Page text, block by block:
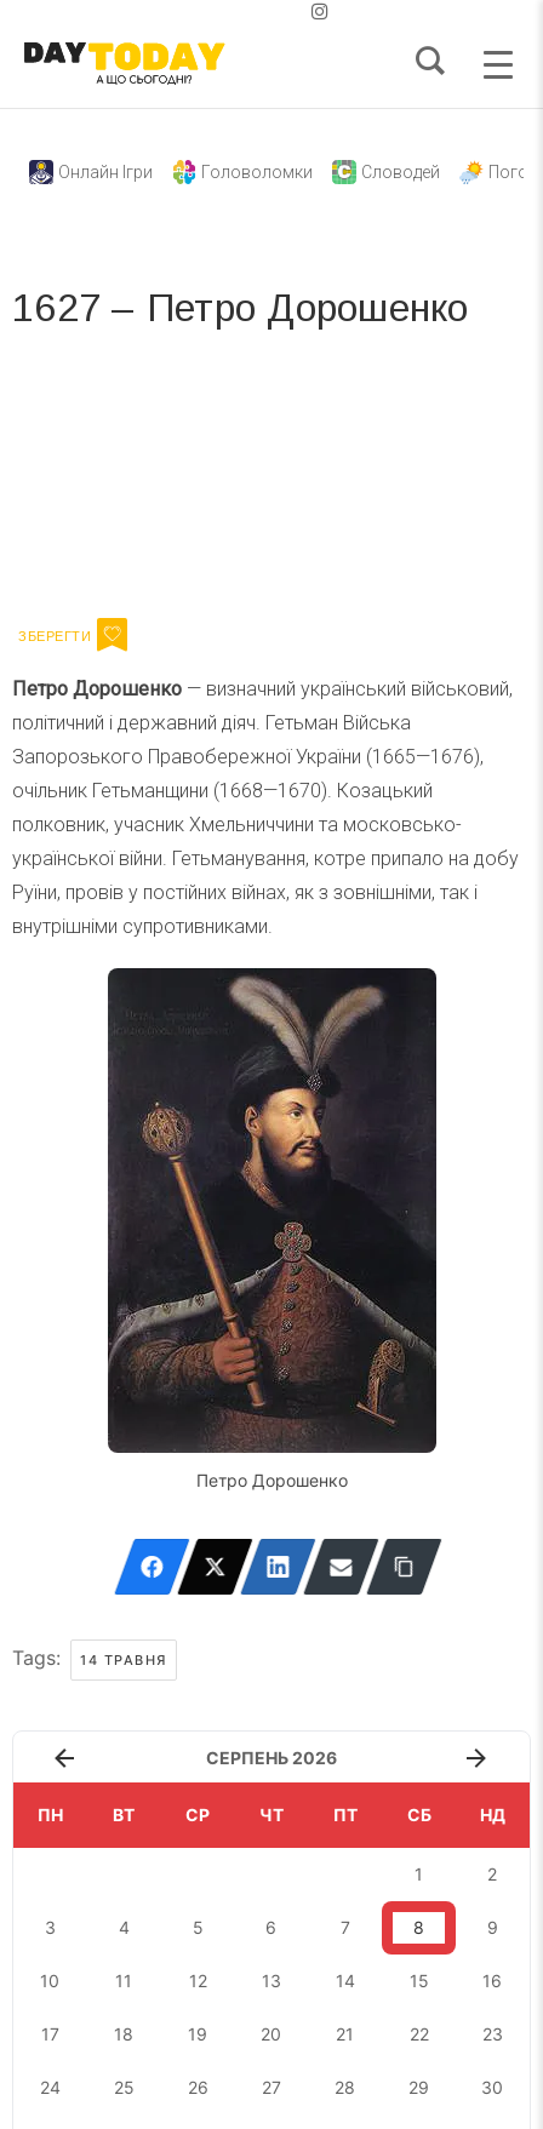
Онлайн Ігри Головоломки Словодей
1627 – Петро Дорошенко
Петро Дорошенко — визначний український військовий,
політичний і державний діяч. Гетьман Війська
Запорозького Правобережної України (1665—1676),
очільник Гетьманщини (1668—1670). Козацький
полковник, учасник Хмельниччини та московсько-
української війни. Гетьманування, котре припало на добу
Руїни, провів у постійних війнах, як з зовнішніми, так і
внутрішніми супротивниками.
Петро Дорошенко
Tags: 14 ТРАВНЯ
СЕРПЕНЬ 2026
ПН ВТ СР ЧТ ПТ СБ НД
1 2
3 4 5 6 7 8 9
10 11 12 13 14 15 16
17 18 19 20 21 22 23
24 25 26 27 28 29 30